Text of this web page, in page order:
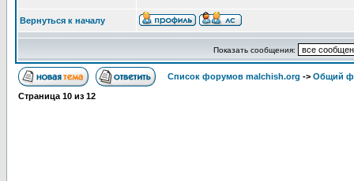
Вернуться к началу
Показать сообщения:
Список форумов malchish.org -> Общий
Страница 10 из 12